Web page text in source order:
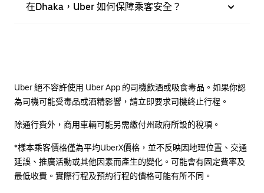
在Dhaka，Uber 如何保障乘客安全？
Uber 絕不容許使用 Uber App 的司機飲酒或吸食毒品。如果你認
為司機可能受毒品或酒精影響，請立即要求司機終止行程。
除通行費外，商用車輛可能另需繳付州政府所設的稅項。
*樣本乘客價格僅為平均UberX價格，並不反映因地理位置、交通
延誤、推廣活動或其他因素而產生的變化。可能會有固定費率及
最低收費。實際行程及預約行程的價格可能有所不同。